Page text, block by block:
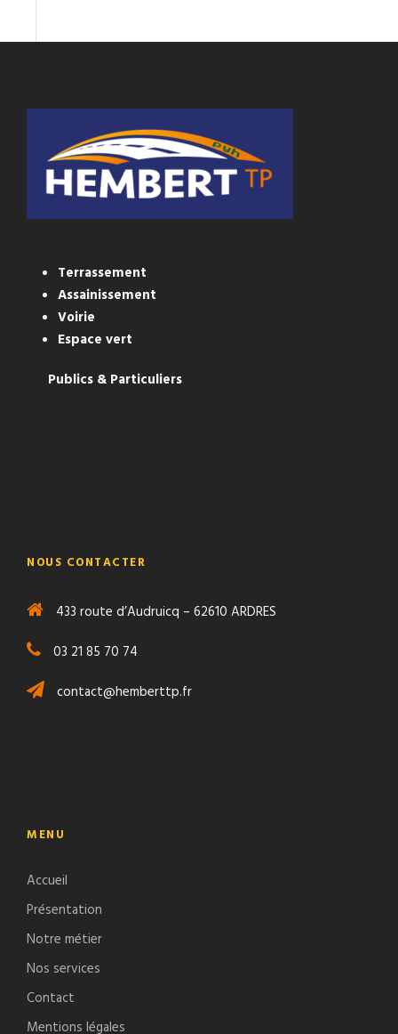
Terrassement
Assainissement
Voirie
Espace vert
Publics & Particuliers
NOUS CONTACTER
433 route d’Audruicq – 62610 ARDRES
03 21 85 70 74
contact@hemberttp.fr
MENU
Accueil
Présentation
Notre métier
Nos services
Contact
Mentions légales